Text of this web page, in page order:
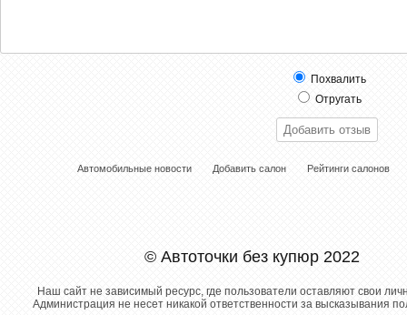
Похвалить
Отругать
Автомобильные новости Добавить салон Рейтинги салонов
© Автоточки без купюр 2022
Наш сайт не зависимый ресурс, где пользователи оставляют свои
Администрация не несет никакой ответственности за высказывания